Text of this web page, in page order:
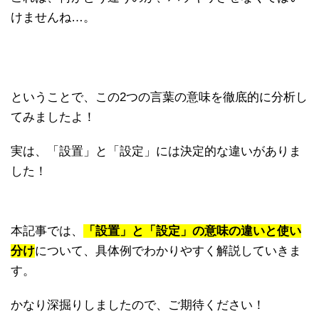
けませんね…。
ということで、この2つの言葉の意味を徹底的に分析し
てみましたよ！
実は、「設置」と「設定」には決定的な違いがありま
した！
本記事では、
「設置」と「設定」の意味の違いと使い
分けについて、具体例でわかりやすく解説していきま
す。
かなり深掘りしましたので、ご期待ください！